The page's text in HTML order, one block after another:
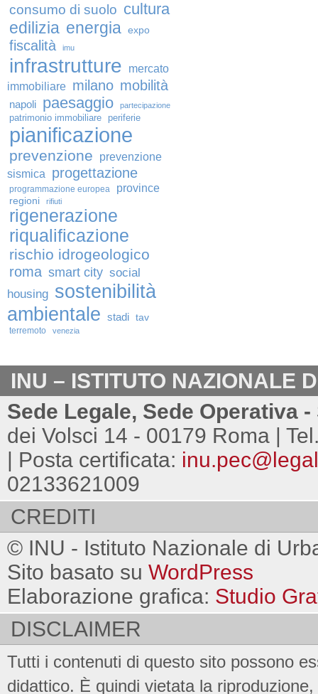
consumo di suolo cultura
edilizia energia expo
fiscalità imu
infrastrutture
mercato
immobiliare milano mobilità
napoli paesaggio partecipazione
patrimonio immobiliare periferie
pianificazione
prevenzione
prevenzione
sismica
progettazione
programmazione europea province
regioni rifiuti
rigenerazione
riqualificazione
rischio idrogeologico
roma smart city social
housing sostenibilità
ambientale stadi tav
terremoto venezia
INU – ISTITUTO NAZIONALE
Sede Legale, Sede Operativa
dei Volsci 14 - 00179 Roma |
| Posta certificata:
02133621009
CREDITI
© INU - Istituto Nazionale di
Sito basato su WordPress
Elaborazione grafica: Studio
DISCLAIMER
Tutti i contenuti di questo sito possono
didattico. È quindi vietata la